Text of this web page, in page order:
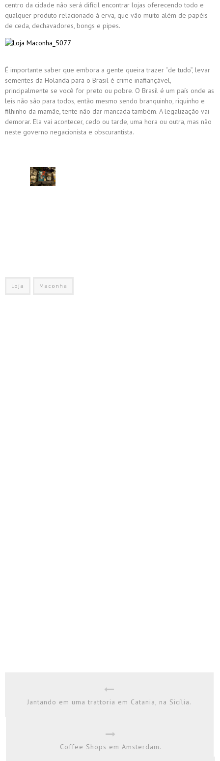
centro da cidade não será difícil encontrar lojas oferecendo todo e
qualquer produto relacionado à erva, que vão muito além de papéis
de ceda, dechavadores, bongs e pipes.
É importante saber que embora a gente queira trazer “de tudo”, levar
sementes da Holanda para o Brasil é crime inafiançável,
principalmente se você for preto ou pobre. O Brasil é um país onde as
leis não são para todos, então mesmo sendo branquinho, riquinho e
filhinho da mamãe, tente não dar mancada também. A legalização vai
demorar. Ela vai acontecer, cedo ou tarde, uma hora ou outra, mas não
neste governo negacionista e obscurantista.
Loja Maconha
Jantando em uma trattoria em Catania, na Sicília.
Coffee Shops em Amsterdam.